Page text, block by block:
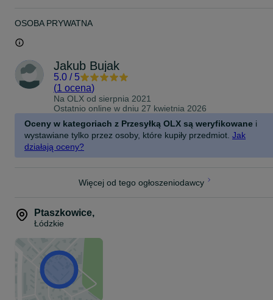
OSOBA PRYWATNA
Jakub Bujak
5.0 / 5
(1 ocena)
Na OLX od sierpnia 2021
Ostatnio online w dniu 27 kwietnia 2026
Oceny w kategoriach z Przesyłką OLX są weryfikowane i
wystawiane tylko przez osoby, które kupiły przedmiot. Jak
działają oceny?
Więcej od tego ogłoszeniodawcy
Ptaszkowice,
Łódzkie